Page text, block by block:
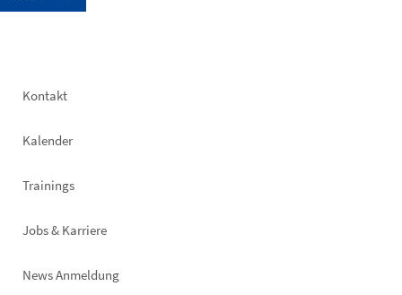
Footer
Kontakt
Kalender
Trainings
Jobs & Karriere
News Anmeldung